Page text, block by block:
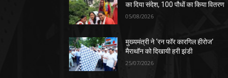
का दिया संदेश, 100 पौधों का किया वितरण
05/08/2026
मुख्यमंत्री ने ‘रन फॉर कारगिल हीरोज’
मैराथॉन को दिखायी हरी झंडी
25/07/2026